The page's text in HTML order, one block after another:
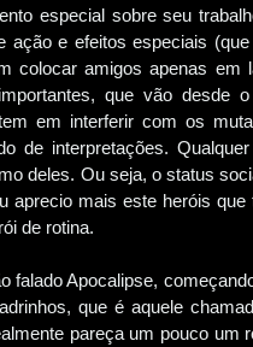
especial sobre seu
e efeitos especiais
colocar amigos apenas em
que vão desde
em interferir com os
de interpretações.
deles. Ou seja, o status
aprecio mais este heróis
de rotina.
falado Apocalipse,
que é aquele
pareça um pouco um